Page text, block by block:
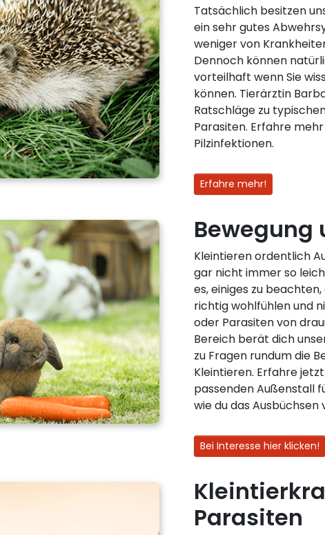
Tatsächlich besitzen
ein sehr gutes
weniger von
Dennoch können
vorteilhaft wenn Sie
können. Tierärztin
Ratschläge zu
Parasiten. Erfahre
Pilzinfektionen.
Erfahre mehr!
Kleintieren ordentlich
gar nicht immer so
es, einiges zu
richtig wohlfühlen und
oder Parasiten von
Bereich berät dich
zu Fragen rundum die
Kleintieren. Erfahre
passenden Außenstall
wie du das
Bei Interesse hier klicken!
Parasiten